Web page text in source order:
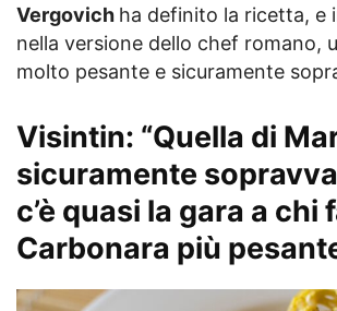
Vergovich ha definito la ricetta, e
nella versione dello chef romano,
molto pesante e sicuramente
Visintin: “Quella di
sicuramente
c’è quasi la gara a chi
Carbonara più